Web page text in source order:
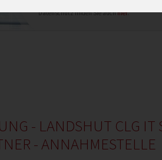
Datenschutz finden Sie auchhier.
- LANDSHUT CLG IT
- ANNAHMESTELLE